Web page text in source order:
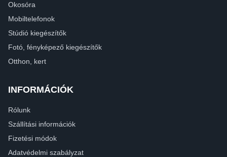
Okosóra
Mobiltelefonok
Stúdió kiegészítők
Fotó, fényképező kiegészítők
Otthon, kert
INFORMÁCIÓK
Rólunk
Szállítási információk
Fizetési módok
Adatvédelmi szabályzat